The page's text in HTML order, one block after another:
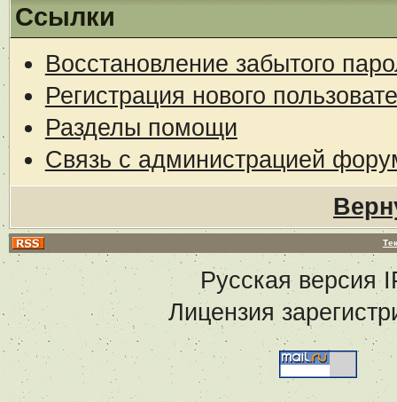
Ссылки
Восстановление забытого
Регистрация нового
Разделы помощи
Связь с администрацией
Русская версия
Лицензия